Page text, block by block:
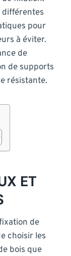
différentes
pour
à éviter.
de
de supports
résistante.
ET
de
choisir les
bois que